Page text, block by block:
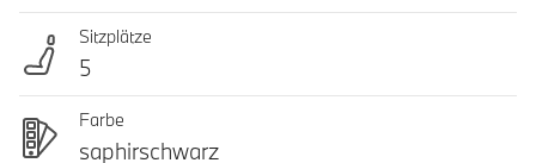
Sitzplätze
5
Farbe
saphirschwarz